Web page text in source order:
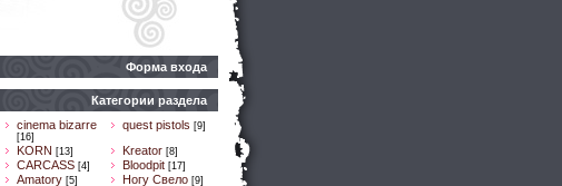
Форма входа
Категории раздела
cinema bizarre
[16]
quest pistols [9]
KORN [13] Kreator [8]
CARCASS [4] Bloodpit [17]
Amatory [5] Ногу Свело [9]